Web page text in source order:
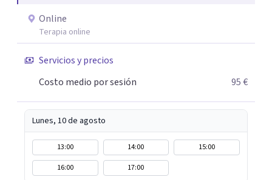
Online
Terapia online
Servicios y precios
Costo medio por sesión
95 €
Lunes, 10 de agosto
13:00 14:00
15:00
16:00
17:00